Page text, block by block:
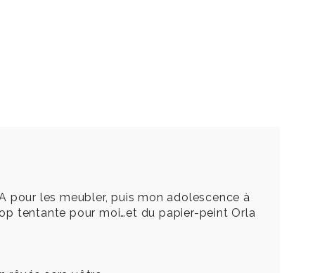
pour les meubler, puis mon adolescence à
tentante pour moi…et du papier-peint Orla